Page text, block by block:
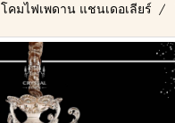
โคมไฟเพดาน แชนเดอเลียร์